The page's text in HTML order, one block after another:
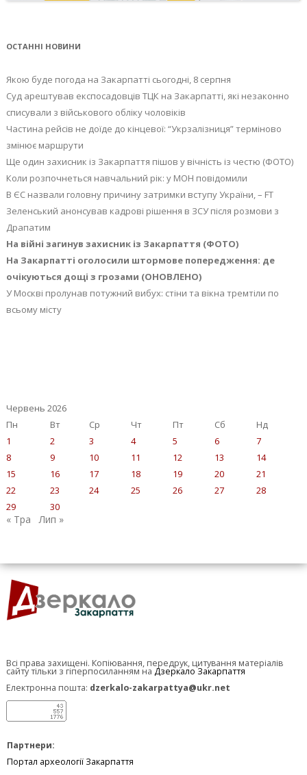
ОСТАННІ НОВИНИ
Якою буде погода на Закарпатті сьогодні, 8 серпня
Суд арештував експосадовців ТЦК на Закарпатті, які незаконно
списували з військового обліку чоловіків
Частина рейсів не доїде до кінцевої: “Укрзалізниця” терміново
змінює маршрути
Ще один захисник із Закарпаття пішов у вічність із честю (ФОТО)
Коли розпочнеться навчальний рік: у МОН повідомили
В ЄС назвали головну причину затримки вступу України, – FT
Зеленський анонсував кадрові рішення в ЗСУ після розмови з
Драпатим
На війні загинув захисник із Закарпаття (ФОТО)
На Закарпатті оголосили штормове попередження: де
очікуються дощі з грозами (ОНОВЛЕНО)
У Москві пролунав потужний вибух: стіни та вікна тремтіли по
всьому місту
Червень 2026
Пн
Вт Ср Чт Пт Сб
Нд
1
2 3 4 5 6
7
8
9 10 11 12 13
14
15
16 17 18 19 20
21
22
23 24 25 26 27
28
29
30
« Тра Лип »
Всі права захищені. Копіювання, передрук, цитування матеріалів
сайту тільки з гіперпосиланням на Дзеркало Закарпаття
Електронна пошта: dzerkalo-zakarpattya@ukr.net
Партнери:
Портал археології Закарпаття